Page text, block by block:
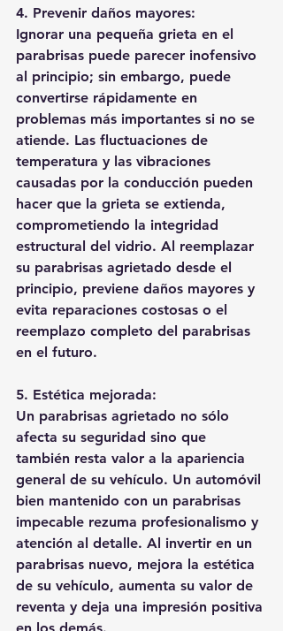
4. Prevenir daños mayores:
Ignorar una pequeña grieta en el
parabrisas puede parecer inofensivo
al principio; sin embargo, puede
convertirse rápidamente en
problemas más importantes si no se
atiende. Las fluctuaciones de
temperatura y las vibraciones
causadas por la conducción pueden
hacer que la grieta se extienda,
comprometiendo la integridad
estructural del vidrio. Al reemplazar
su parabrisas agrietado desde el
principio, previene daños mayores y
evita reparaciones costosas o el
reemplazo completo del parabrisas
en el futuro.
5. Estética mejorada:
Un parabrisas agrietado no sólo
afecta su seguridad sino que
también resta valor a la apariencia
general de su vehículo. Un automóvil
bien mantenido con un parabrisas
impecable rezuma profesionalismo y
atención al detalle. Al invertir en un
parabrisas nuevo, mejora la estética
de su vehículo, aumenta su valor de
reventa y deja una impresión positiva